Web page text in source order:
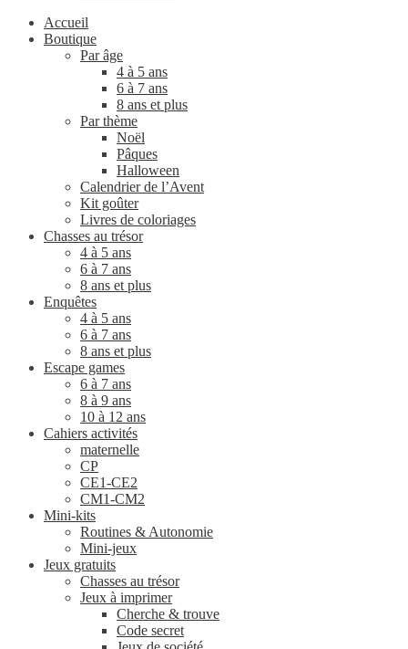
Accueil
Boutique
Par âge
4 à 5 ans
6 à 7 ans
8 ans et plus
Par thème
Noël
Pâques
Halloween
Calendrier de l’Avent
Kit goûter
Livres de coloriages
Chasses au trésor
4 à 5 ans
6 à 7 ans
8 ans et plus
Enquêtes
4 à 5 ans
6 à 7 ans
8 ans et plus
Escape games
6 à 7 ans
8 à 9 ans
10 à 12 ans
Cahiers activités
maternelle
CP
CE1-CE2
CM1-CM2
Mini-kits
Routines & Autonomie
Mini-jeux
Jeux gratuits
Chasses au trésor
Jeux à imprimer
Cherche & trouve
Code secret